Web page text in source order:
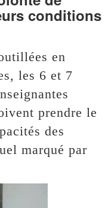
conditions
en
les 6 et 7
prendre le
des
marqué par